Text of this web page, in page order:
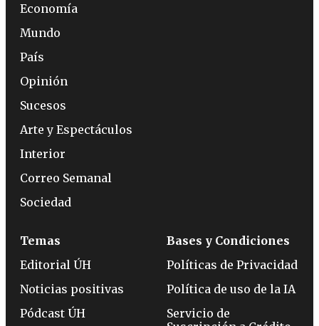
Economía
Mundo
País
Opinión
Sucesos
Arte y Espectáculos
Interior
Correo Semanal
Sociedad
Temas
Editorial ÚH
Noticias positivas
Pódcast ÚH
Bases y Condiciones
Políticas de Privacidad
Política de uso de la IA
Servicio de